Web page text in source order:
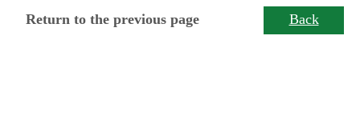
Return to the previous page Back